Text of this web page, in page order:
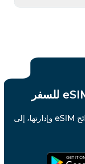
قم بتنزيل تطبيق iRoamly لشراء شرائح eSIM وإدارتها، إلى